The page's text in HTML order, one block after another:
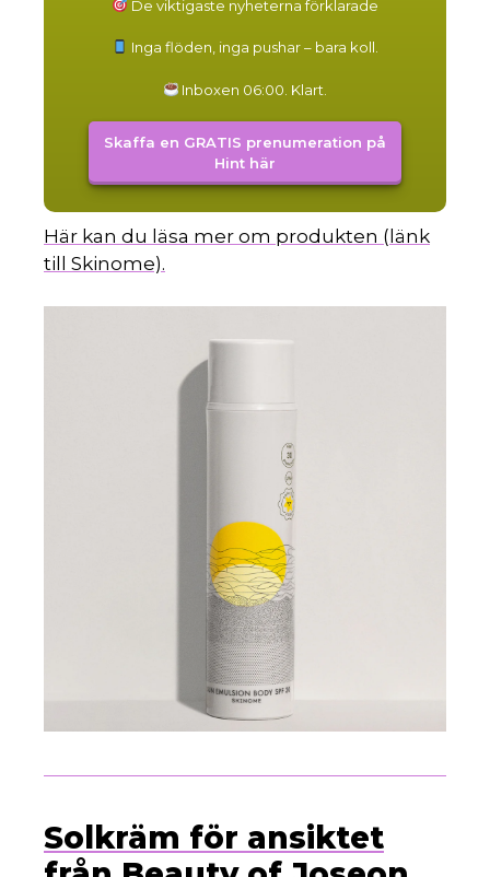
De viktigaste nyheterna förklarade
Inga flöden, inga pushar – bara koll.
Inboxen 06:00. Klart.
Skaffa en GRATIS prenumeration på
Hint här
Här kan du läsa mer om produkten (länk
till Skinome).
Solkräm för ansiktet